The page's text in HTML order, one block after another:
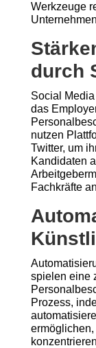
Werkzeuge
durch
Social
das
nutzen
Twitter, um
Kandidaten
Fachkräfte
spielen eine
Prozess,